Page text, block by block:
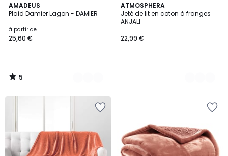
AMADEUS
Plaid Damier Lagon - DAMIER
à partir de
25,60 €
5
/
17
Couleurs
5
/
ATMOSPHERA
Jeté de lit en coton à franges
ANJALI
22,99 €
3
Couleurs